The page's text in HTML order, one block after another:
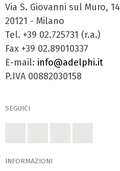
Via S. Giovanni sul Muro, 14
20121 - Milano
Tel. +39 02.725731 (r.a.)
Fax +39 02.89010337
E-mail: info@adelphi.it
P.IVA 00882030158
SEGUICI
INFORMAZIONI